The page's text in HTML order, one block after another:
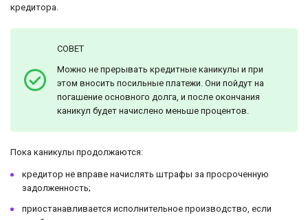
кредитора.
СОВЕТ
Можно не прерывать кредитные каникулы и при
этом вносить посильные платежи. Они пойдут на
погашение основного долга, и после окончания
каникул будет начислено меньше процентов.
Пока каникулы продолжаются:
кредитор не вправе начислять штрафы за просроченную
задолженность;
приостанавливается исполнительное производство, если